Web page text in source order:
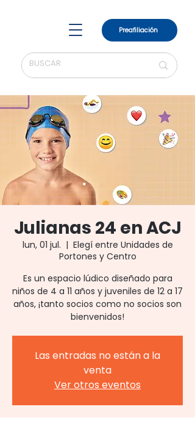
Preafiliación
Julianas 24 en ACJ
lun, 01 jul.
  |
Elegí entre Unidades de
Portones y Centro
Es un espacio lúdico diseñado para
niños de 4 a 11 años y juveniles de 12 a 17
años, ¡tanto socios como no socios son
bienvenidos!
Las entradas no están a la
venta
Ver otros eventos